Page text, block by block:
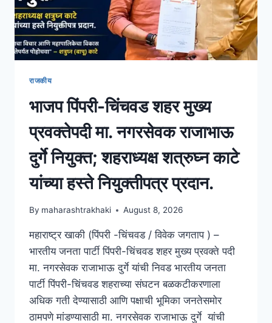
राजकीय
भाजप पिंपरी-चिंचवड शहर मुख्य
प्रवक्तेपदी मा. नगरसेवक राजाभाऊ
दुर्गे नियुक्त; शहराध्यक्ष शत्रुघ्न काटे
यांच्या हस्ते नियुक्तीपत्र प्रदान.
By maharashtrakhaki August 8, 2026
महाराष्ट्र खाकी (पिंपरी -चिंचवड / विवेक जगताप ) –
भारतीय जनता पार्टी पिंपरी-चिंचवड शहर मुख्य प्रवक्ते पदी
मा. नगरसेवक राजाभाऊ दुर्गे यांची निवड भारतीय जनता
पार्टी पिंपरी-चिंचवड शहराच्या संघटन बळकटीकरणाला
अधिक गती देण्यासाठी आणि पक्षाची भूमिका जनतेसमोर
ठामपणे मांडण्यासाठी मा. नगरसेवक राजाभाऊ दुर्गे यांची